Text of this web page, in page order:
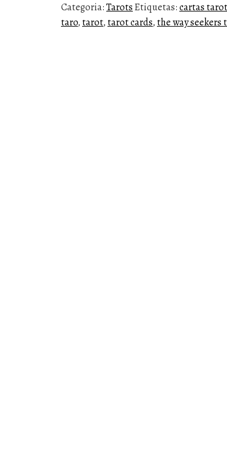
Categoria:TarotsEtiquetas:cartas tarot
taro,tarot,tarot cards,the way seekers